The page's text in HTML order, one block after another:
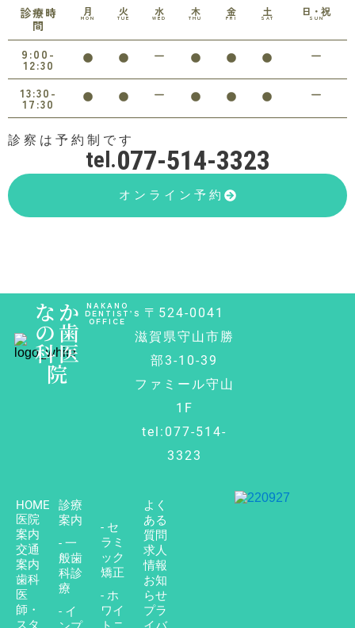
診療時
間
月
MON
火
TUE
水
WED
木
THU
金
FRI
土
SAT
日・祝
SUN
9:00-
12:30
13:30-
17:30
診察は予約制です
tel.077-514-3323
オンライン予約
なか
の歯
科医
院
NAKANO
DENTIST’S
OFFICE
〒524-0041
滋賀県守山市勝
部3-10-39
ファミール守山
1F
tel:077-514-
3323
HOME
医院
案内
交通
案内
歯科
医
師・
スタ
診療
案内
- 一
般歯
科診
療
- イ
- セ
ラミ
ック
矯正
- ホ
ワイ
よく
ある
質問
求人
情報
お知
らせ
プラ